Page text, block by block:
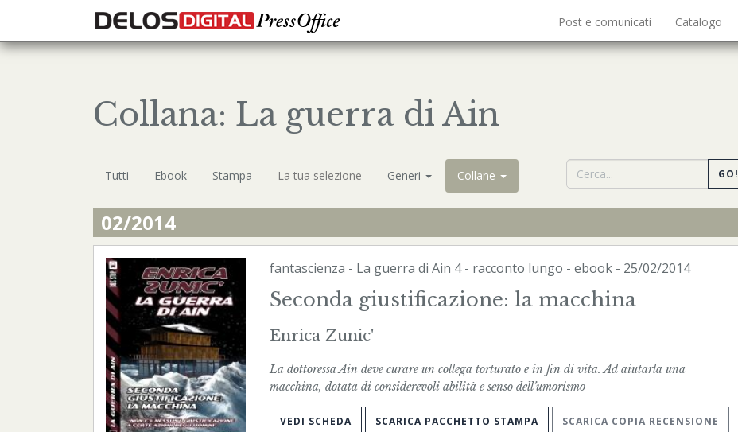
Post e comunicati Catalogo
Collana: La guerra di Ain
Tutti Ebook Stampa La tua selezione Generi Collane GO!
02/2014
fantascienza - La guerra di Ain 4 - racconto lungo - ebook- 25/02/2014
Seconda giustificazione: la macchina
Enrica Zunic'
La dottoressa Ain deve curare un collega torturato e in fin di vita. Ad aiutarla una
macchina, dotata di considerevoli abilità e senso dell’umorismo
VEDI SCHEDA SCARICA PACCHETTO STAMPA SCARICA COPIA RECENSIONE